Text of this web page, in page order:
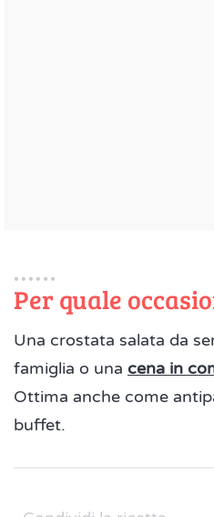
Per quale
Una crostata salata da
famiglia o una cena in
Ottima anche come
buffet.